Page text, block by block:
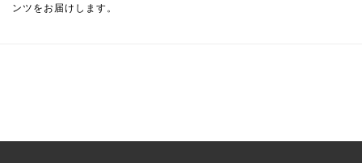
ンツをお届けします。